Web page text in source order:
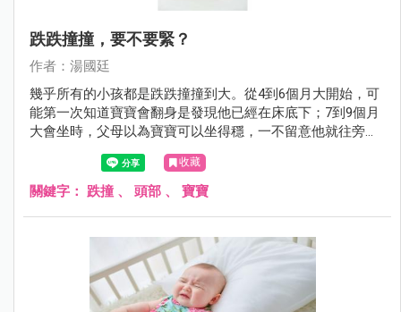
跌跌撞撞，要不要緊？
作者：湯國廷
幾乎所有的小孩都是跌跌撞撞到大。從4到6個月大開始，可
能第一次知道寶寶會翻身是發現他已經在床底下；7到9個月
大會坐時，父母以為寶寶可以坐得穩，一不留意他就往旁或
後傾倒；1歲剛會走路，搖搖晃晃，一不小心，不是往前就
是往後撲倒；更不用說，2歲時爬上爬下，不知天高地厚，
沒有懼高症，很容易從椅子或沙發上摔下來。
收藏
關鍵字： 跌撞 、 頭部 、 寶寶